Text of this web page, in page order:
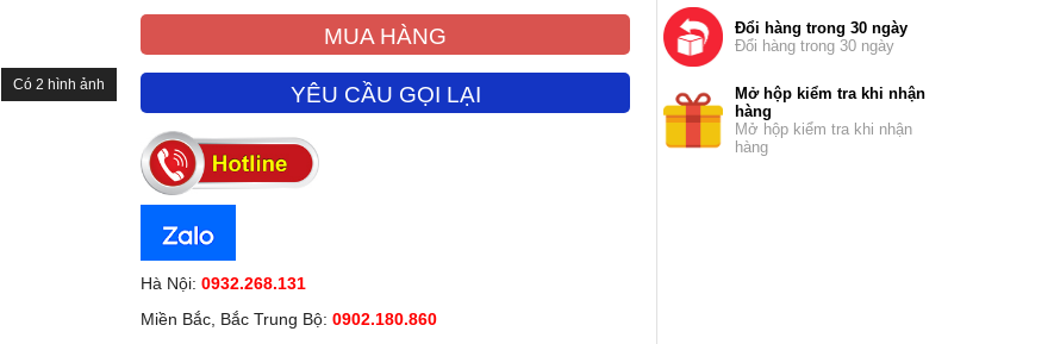
Có 2 hình ảnh
MUA HÀNG
YÊU CẦU GỌI LẠI
Hà Nội: 0932.268.131
Miền Bắc, Bắc Trung Bộ: 0902.180.860
Đổi hàng trong 30 ngày
Đổi hàng trong 30 ngày
Mở hộp kiểm tra khi nhận
hàng
Mở hộp kiểm tra khi nhận
hàng